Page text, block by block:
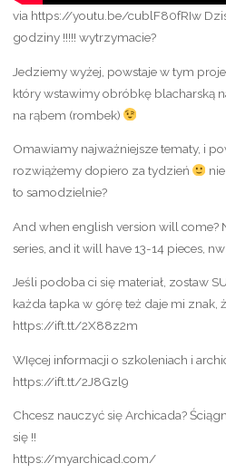
via https://youtu.be/cublF80fRIw
godziny !!!!! wytrzymacie?
Jedziemy wyżej, powstaje w tym
który wstawimy obróbkę blacharską
na rąbem (rombek)
Omawiamy najważniejsze tematy, i
rozwiążemy dopiero za tydzień
to samodzielnie?
And when english version will come?
series, and it will have 13-14 pieces, nw
Jeśli podoba ci się materiał, zostaw
każda łapka w górę też daje mi znak,
https://ift.tt/2X88z2m
WIęcej informacji o szkoleniach i
https://ift.tt/2J8Gzl9
Chcesz nauczyć się Archicada?
się !!
https://myarchicad.com/